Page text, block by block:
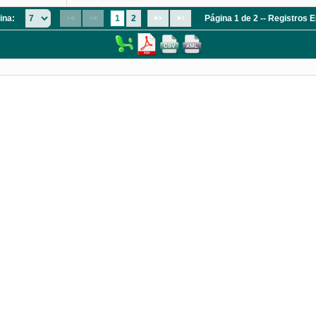
1 2 Página 1 de 2 -- Registros